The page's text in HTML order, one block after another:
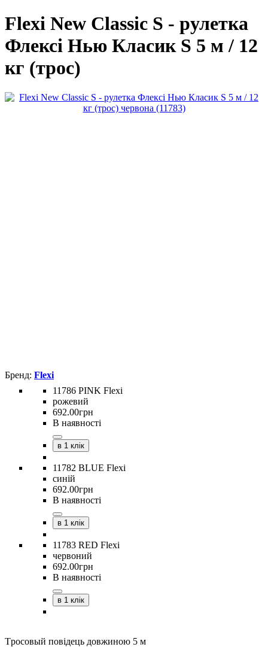
Flexi New Classic S - рулетка
Флексі Нью Класик S 5 м / 12
кг (трос)
Flexi
11786 PINK Flexi
рожевий
692.00грн
В наявності
в 1 клік
11782 BLUE Flexi
синій
692.00грн
В наявності
в 1 клік
11783 RED Flexi
червоний
692.00грн
В наявності
в 1 клік
Tросовый повідець довжиною 5 м